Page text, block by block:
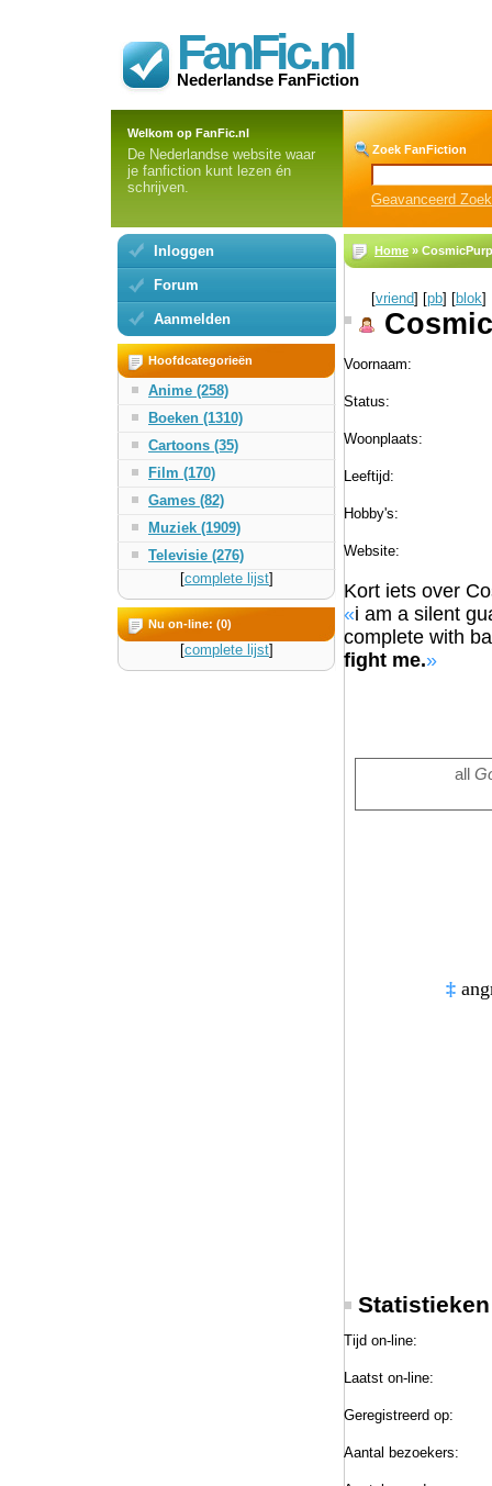
FanFic.nl
Nederlandse FanFiction
Welkom op FanFic.nl
De Nederlandse website waar
je fanfiction kunt lezen én
schrijven.
Zoek FanFiction
Geavanceerd
Inloggen
Forum
Aanmelden
Hoofdcategorieën
Anime (258)
Boeken (1310)
Cartoons (35)
Film (170)
Games (82)
Muziek (1909)
Televisie (276)
[complete lijst]
Nu on-line: (0)
[complete lijst]
Home »
[vriend] [pb] [blok]
Voornaam:
Status:
Woonplaats:
Leeftijd:
Hobby's:
Website:
Kort iets over
«i am a silent
complete with
fight me.»
all
‡
Tijd on-line:
Laatst on-line:
Geregistreerd op:
Aantal bezoekers: